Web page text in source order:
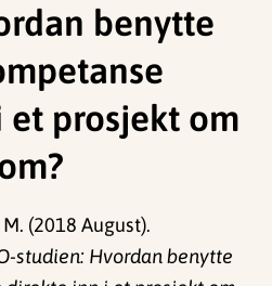
benytte
prosjekt om
(2018 August).
studien: Hvordan benytte